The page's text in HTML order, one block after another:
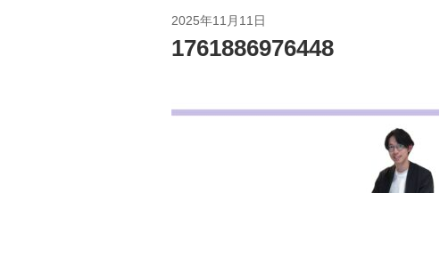
2025年11月11日
1761886976448